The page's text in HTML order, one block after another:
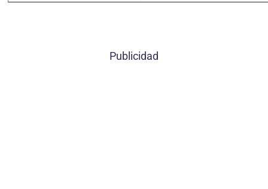
Publicidad